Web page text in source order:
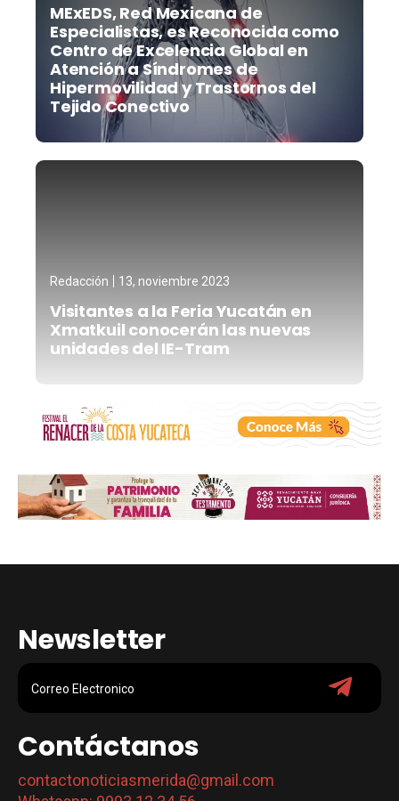
MExEDS, Red Mexicana de
Especialistas, es Reconocida como
Centro de Excelencia Global en
Atención a Síndromes de
Hipermovilidad y Trastornos del
Tejido Conectivo
Redacción 13, noviembre 2023
Visitantes a la Feria Yucatán en
Xmatkuil conocerán las nuevas
unidades del IE-Tram
Newsletter
Contáctanos
contactonoticiasmerida@gmail.com